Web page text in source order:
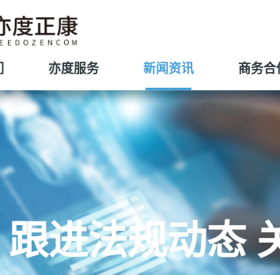
亦度服务 新闻资讯 商务合
跟进法规动态